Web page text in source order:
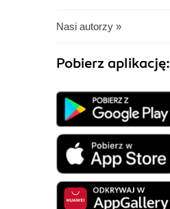
Nasi autorzy »
Pobierz aplikację: